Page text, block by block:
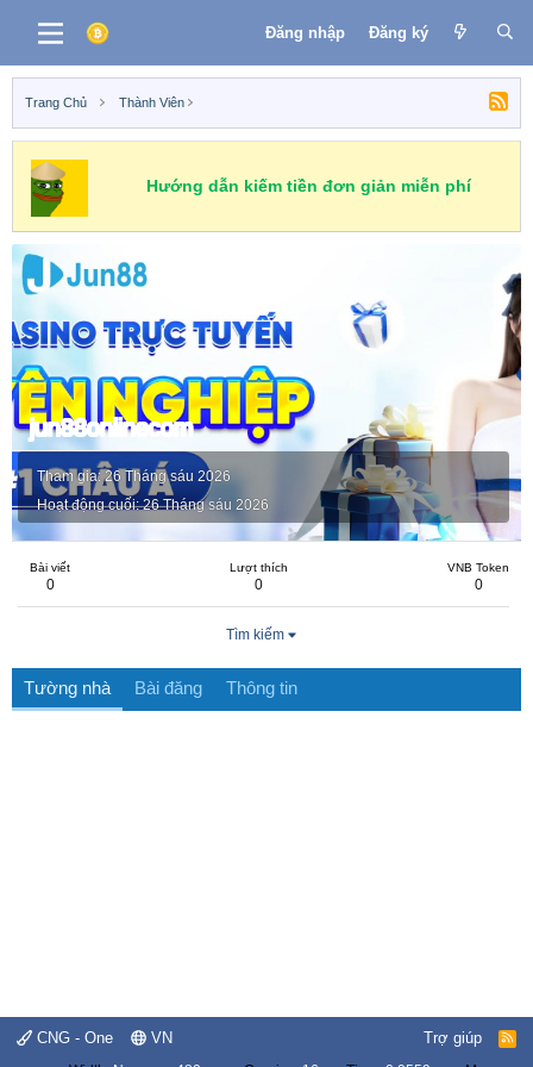
Đăng nhập Đăng ký
Trang Chủ Thành Viên
Hướng dẫn kiếm tiền đơn giản miễn phí
jun88onlinecom
Tham gia 26 Tháng sáu 2026
Hoạt động cuối 26 Tháng sáu 2026
Bài viết
0
Lượt thích
0
VNB Token
0
Tìm kiếm
Tường nhà Bài đăng Thông tin
CNG - One VN Trợ giúp
R